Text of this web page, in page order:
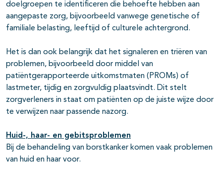
doelgroepen te identificeren die behoefte hebben aan
aangepaste zorg, bijvoorbeeld vanwege genetische of
familiale belasting, leeftijd of culturele achtergrond.
Het is dan ook belangrijk dat het signaleren en triëren van
problemen, bijvoorbeeld door middel van
patiëntgerapporteerde uitkomstmaten (PROMs) of
lastmeter, tijdig en zorgvuldig plaatsvindt. Dit stelt
zorgverleners in staat om patiënten op de juiste wijze door
te verwijzen naar passende nazorg.
Huid-, haar- en gebitsproblemen
Bij de behandeling van borstkanker komen vaak problemen
van huid en haar voor.